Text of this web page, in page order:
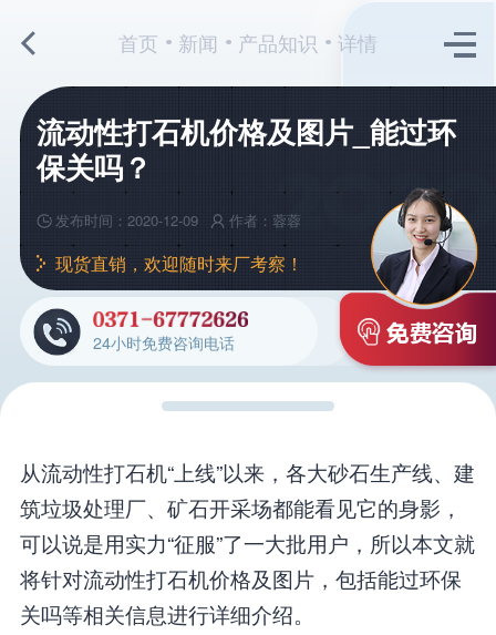
首页 新闻 产品知识 详情
流动性打石机价格及图片_能过环
保关吗？
发布时间：2020-12-09 作者：蓉蓉
现货直销，欢迎随时来厂考察！
24小时免费咨询电话
从流动性打石机“上线”以来，各大砂石生产线、建
筑垃圾处理厂、矿石开采场都能看见它的身影，
可以说是用实力“征服”了一大批用户，所以本文就
将针对流动性打石机价格及图片，包括能过环保
关吗等相关信息进行详细介绍。